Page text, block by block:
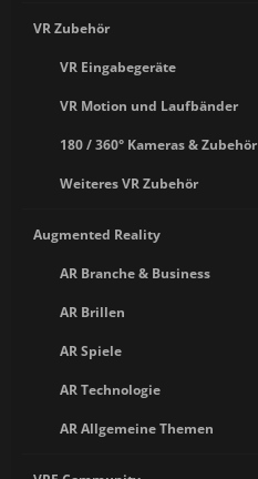
VR Zubehör
VR Eingabegeräte
VR Motion und Laufbänder
180 / 360° Kameras & Zubehör
Weiteres VR Zubehör
Augmented Reality
AR Branche & Business
AR Brillen
AR Spiele
AR Technologie
AR Allgemeine Themen